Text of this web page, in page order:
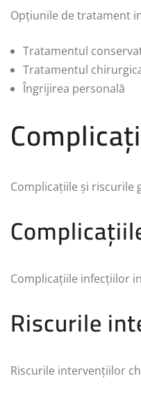
Opțiunile de tratament
Tratamentul
Tratamentul
Îngrijirea personală
Complicațiile și riscurile
Complicațiile infecțiilor
Riscurile
Riscurile intervențiilor